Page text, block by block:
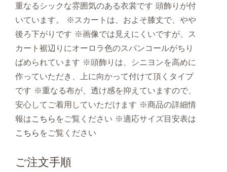
重なるシックな雰囲気のある衣裳です 頭飾りが付
いています。 ※スカートは、およそ膝丈で、やや
後ろ下がりです ※画像では見えにくいですが、ス
カート裾辺りにオーロラ色のスパンコールがちり
ばめられています ※頭飾りは、シニヨンを高めに
作っていただき、上に向かって付けて頂くタイプ
です ※重なる布が、透け感を抑えていますので、
安心してご着用していただけます ※商品の詳細情
報はこちら をご覧ください ※適応サイズ目安表は
こちら をご覧ください
ご注文手順